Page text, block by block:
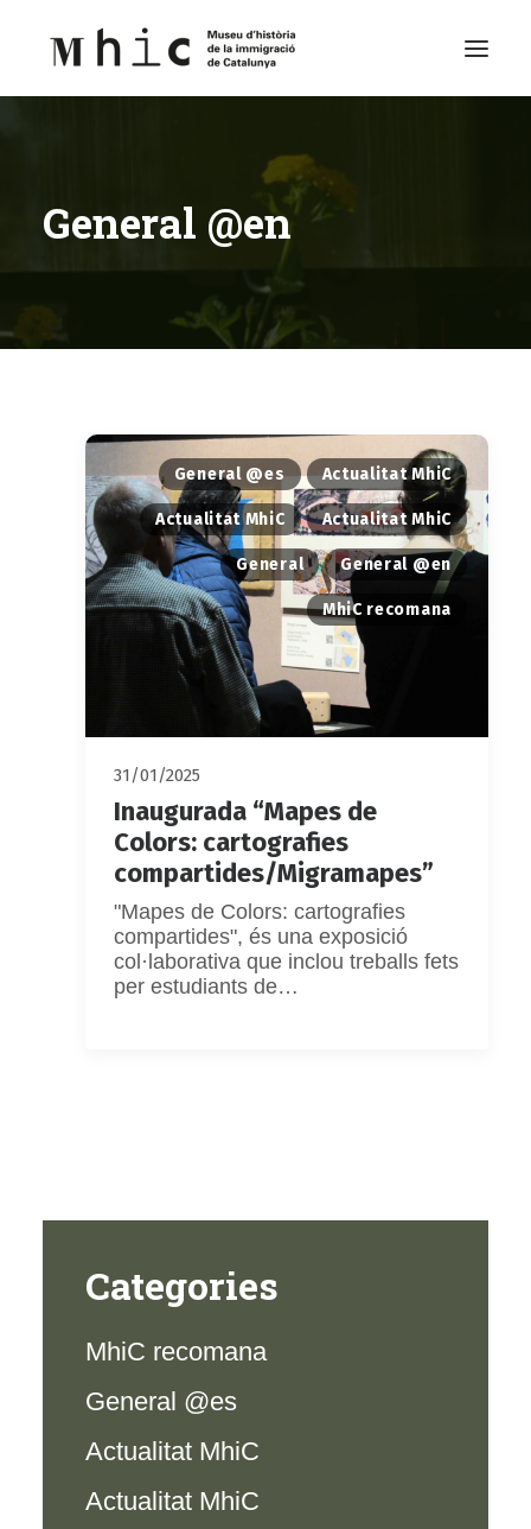
Museu
Visita’ns
Exposicions
Espai Educatiu
Català
General @en
General @es Actualitat MhiC
Actualitat MhiC Actualitat MhiC
General General @en
MhiC recomana
31/01/2025
Inaugurada “Mapes de
Colors: cartografies
compartides/Migramapes”
"Mapes de Colors: cartografies
compartides", és una exposició
col·laborativa que inclou treballs fets
per estudiants de…
Categories
MhiC recomana
General @es
Actualitat MhiC
Actualitat MhiC